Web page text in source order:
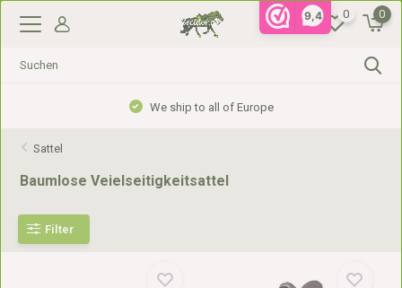
9,4 0 0
We ship to all of Europe
Sattel
Baumlose Veielseitigkeitsattel
Filter